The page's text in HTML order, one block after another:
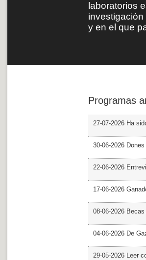
laboratorios
y en el que
Programas
27-07-2026 Ha
30-06-2026
22-06-2026
17-06-2026
08-06-2026
04-06-2026 De
29-05-2026 Leer